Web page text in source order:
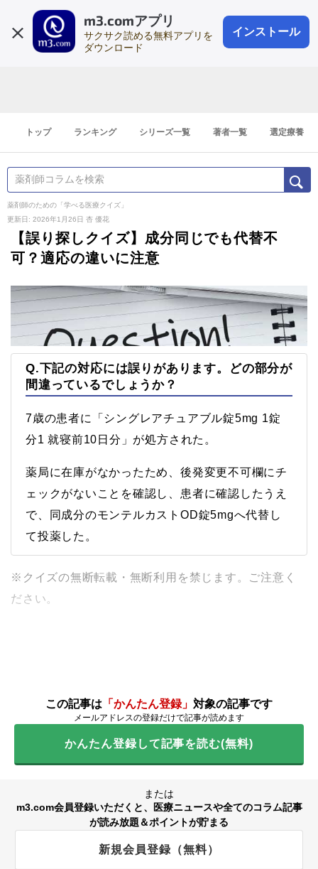
m3.comアプリ
サクサク読める無料アプリを
ダウンロード
インストール
会員登録
登録1分
トップ ランキング シリーズ一覧 著者一覧 選定療養
薬剤師のための「学べる医療クイズ」
更新日: 2026年1月26日 杏 優花
【誤り探しクイズ】成分同じでも代替不
可？適応の違いに注意
Q.下記の対応には誤りがあります。どの部分が
間違っているでしょうか？
7歳の患者に「シングレアチュアブル錠5mg 1錠
分1 就寝前10日分」が処方された。
薬局に在庫がなかったため、後発変更不可欄にチ
ェックがないことを確認し、患者に確認したうえ
で、同成分のモンテルカストOD錠5mgへ代替し
て投薬した。
※クイズの無断転載・無断利用を禁じます。ご注意く
ださい。
この記事は 「かんたん登録」 対象の記事です
メールアドレスの登録だけで記事が読めます
かんたん登録して記事を読む(無料)
または
m3.com会員登録いただくと、医療ニュースや全てのコラム記事
が読み放題＆ポイントが貯まる
新規会員登録（無料）